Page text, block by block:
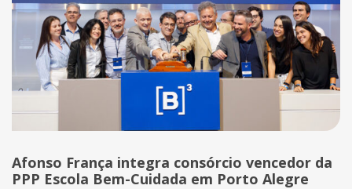
Afonso França integra consórcio vencedor da
PPP Escola Bem-Cuidada em Porto Alegre